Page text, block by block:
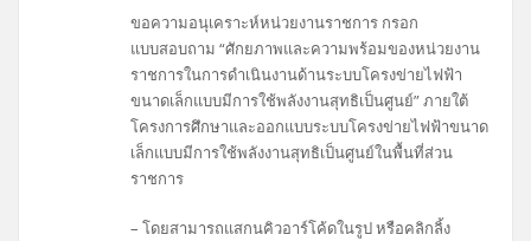
ขอความอนุเคราะห์หน่วยงานราชการ กรอก
แบบสอบถาม “ศักยภาพและความพร้อมของหน่วยงาน
ราชการในการดำเนินงานด้านระบบโครงข่ายไฟฟ้า
ขนาดเล็กแบบมีการใช้พลังงานสุทธิเป็นศูนย์”ภายใต้
โครงการศึกษาและออกแบบระบบโครงข่ายไฟฟ้าขนาด
เล็กแบบมีการใช้พลังงานสุทธิเป็นศูนย์ในพื้นที่ส่วน
ราชการ
– โดยสามารถแสกนคิวอาร์โค้ดในรูป หรือคลิกลิ้ง